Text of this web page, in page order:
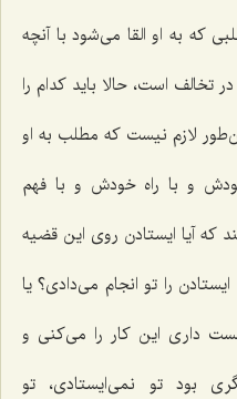
که به او القا می‌شود با آنچه
است، حالا باید کدام را
لازم نیست که مطلب به او
و با راه خودش و با فهم
آیا ایستادن روی این قضیه
را تو انجام می‌دادی؟ یا
داری این کار را می‌کنی و
بود تو نمی‌ایستادی، تو